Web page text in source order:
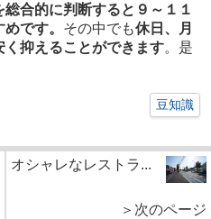
合的に判断すると９～１１
です。 その中でも休日、月
抑えることができます。是
豆知識
オシャレなレストラ...
＞次のページ